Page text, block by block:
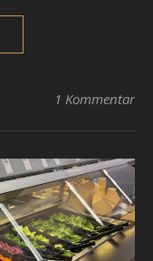
1 Kommentar